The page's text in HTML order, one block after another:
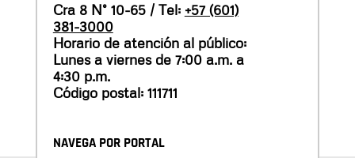
Cra 8 N° 10-65 / Tel: +57 (601)
381-3000
Horario de atención al público:
Lunes a viernes de 7:00 a.m. a
4:30 p.m.
Código postal: 111711
NAVEGA POR PORTAL